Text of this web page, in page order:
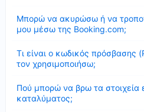
Μπορώ να ακυρώσω ή να
μου μέσω της Booking.com;
Τι είναι ο κωδικός πρόσβασης
τον χρησιμοποιήσω;
Πού μπορώ να βρω τα στοιχεία
καταλύματος;